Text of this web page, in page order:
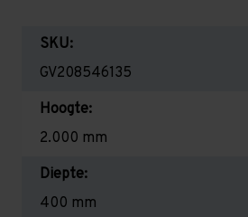
SKU:
GV208546135
Hoogte:
2.000 mm
Diepte:
400 mm